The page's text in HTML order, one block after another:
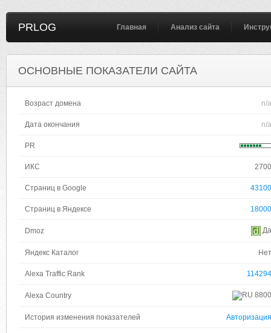
PRLOG Главная Анализ сайта
ОСНОВНЫЕ ПОКАЗАТЕЛИ САЙТА
Возраст домена n/a
Дата окончания n/a
PR
ИКС 2700
Страниц в Google 43100
Страниц в Яндексе 18000
Dmoz Да
Яндекс Каталог Нет
Alexa Traffic Rank 114294
Alexa Country 8800
История изменения показателей Авторизация